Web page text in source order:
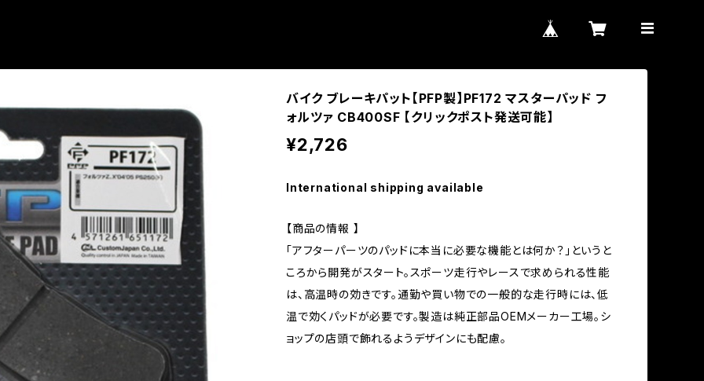
バイク ブレーキパット【PFP製】PF172 マスターパッド フ
ォルツァ CB400SF 【クリックポスト発送可能】
¥2,726
International shipping available
【商品の情報 】
「アフターパーツのパッドに本当に必要な機能とは何か？」というと
ころから開発がスタート。スポーツ走行やレースで求められる性能
は、高温時の効きです。通勤や買い物での一般的な走行時には、低
温で効くパッドが必要です。製造は純正部品OEMメーカー工場。シ
ョップの店頭で飾れるようデザインにも配慮。